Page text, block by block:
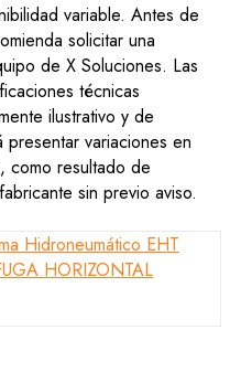
variable. Antes de
solicitar una
de X Soluciones. Las
técnicas
ilustrativo y de
variaciones en
como resultado de
sin previo aviso.